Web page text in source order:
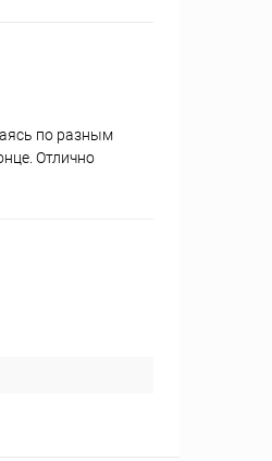
по разным
Отлично